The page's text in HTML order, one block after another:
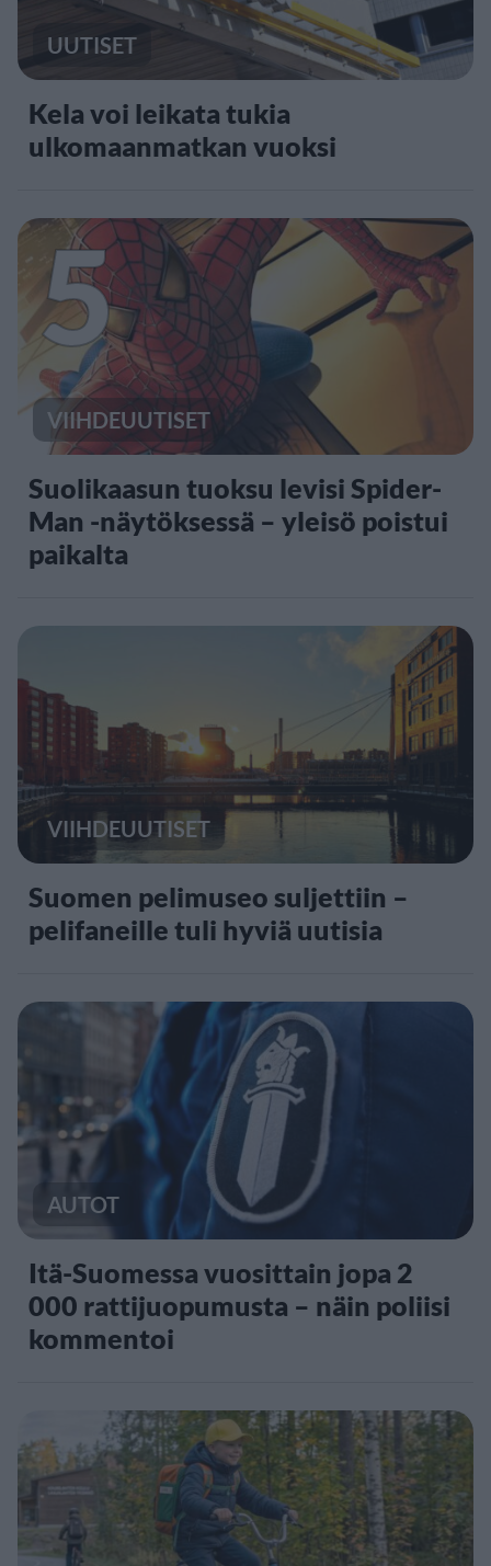
UUTISET
Kela voi leikata tukia
ulkomaanmatkan vuoksi
5
VIIHDEUUTISET
Suolikaasun tuoksu levisi Spider-
Man -näytöksessä – yleisö poistui
paikalta
VIIHDEUUTISET
Suomen pelimuseo suljettiin –
pelifaneille tuli hyviä uutisia
AUTOT
Itä-Suomessa vuosittain jopa 2
000 rattijuopumusta – näin poliisi
kommentoi